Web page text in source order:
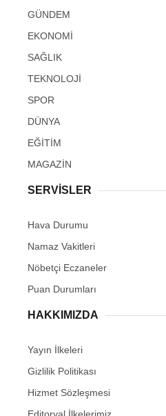
GÜNDEM
EKONOMİ
SAĞLIK
TEKNOLOJİ
SPOR
DÜNYA
EĞİTİM
MAGAZİN
SERVİSLER
Hava Durumu
Namaz Vakitleri
Nöbetçi Eczaneler
Puan Durumları
HAKKIMIZDA
Yayın İlkeleri
Gizlilik Politikası
Hizmet Sözleşmesi